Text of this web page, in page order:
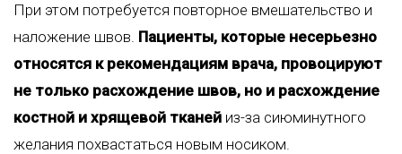
При этом потребуется повторное вмешательство и
наложение швов. Пациенты, которые несерьезно
относятся к рекомендациям врача, провоцируют
не только расхождение швов, но и расхождение
костной и хрящевой тканей из-за сиюминутного
желания похвастаться новым носиком.